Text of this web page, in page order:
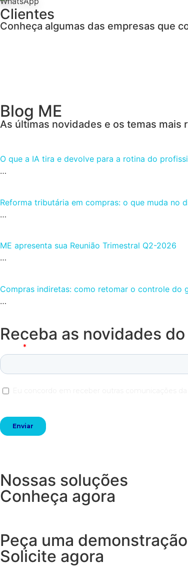
Clientes
Conheça algumas das empresas que
Blog ME
As últimas novidades e os temas mais
O que a IA tira e devolve para a rotina do
…
Reforma tributária em compras: o que muda no
…
ME apresenta sua Reunião Trimestral Q2-2026
…
Compras indiretas: como retomar o controle do
…
Receba as novidades
Nossas soluções
Conheça agora
Peça uma demonstração
Solicite agora